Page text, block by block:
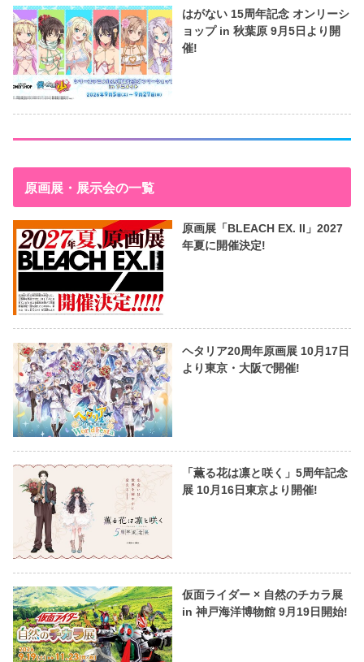
はがない 15周年記念 オンリーシ
ョップ in 秋葉原 9月5日より開
催!
原画展・展示会の一覧
原画展「BLEACH EX. II」2027
年夏に開催決定!
ヘタリア20周年原画展 10月17日
より東京・大阪で開催!
「薫る花は凛と咲く」5周年記念
展 10月16日東京より開催!
仮面ライダー × 自然のチカラ展
in 神戸海洋博物館 9月19日開始!